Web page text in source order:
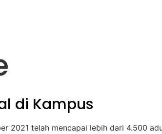
di Kampus
2021 telah mencapai lebih dari 4.500